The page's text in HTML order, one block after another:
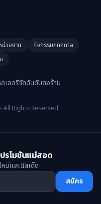
น่วยงาน
กิจกรรม/เทศกาล
เลอรีจัดอันดับลงร้าน
Rights Reserved.
ปรโมชันแม่สอด
ม่และดีลเด็ด
สมัคร